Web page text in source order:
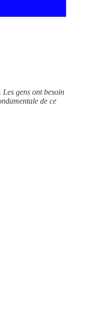
gens ont besoin
de ce